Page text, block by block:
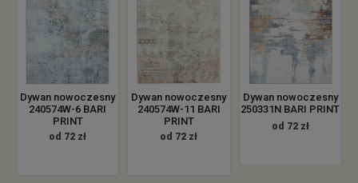
Dywan nowoczesny
240574W-6 BARI
PRINT
od 72 zł
Dywan nowoczesny
240574W-11 BARI
PRINT
od 72 zł
Dywan nowoczesny
250331N BARI PRINT
od 72 zł